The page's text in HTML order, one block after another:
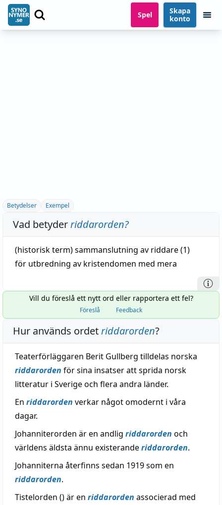
Spel
Skapa
konto
Betydelser Exempel
Vad betyderriddarorden?
(historiskterm)sammanslutning av riddare(1)
för utbredning av kristendomen med mera
Vill du föreslå ett nytt ord eller rapportera ett fel?
Föreslå Feedback
Hur används ordetriddarorden?
Teaterförläggaren Berit Gullberg tilldelas norska
riddarorden för sina insatser att sprida norsk
litteratur i Sverige och flera andra länder.
En riddarorden verkar något omodernt i våra
dagar.
Johanniterorden är en andlig riddarorden och
världens äldsta ännu existeranderiddarorden.
Johanniterna återfinns sedan 1919 som en
riddarorden.
Tistelorden () är en riddarorden associerad med